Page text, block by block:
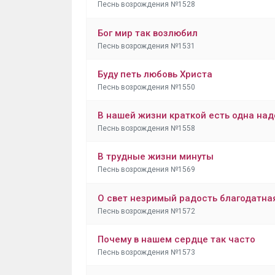
Песнь возрождения №1528
Бог мир так возлюбил
Песнь возрождения №1531
Буду петь любовь Христа
Песнь возрождения №1550
В нашей жизни краткой есть одна
Песнь возрождения №1558
В трудные жизни минуты
Песнь возрождения №1569
О свет незримый радость
Песнь возрождения №1572
Почему в нашем сердце так часто
Песнь возрождения №1573